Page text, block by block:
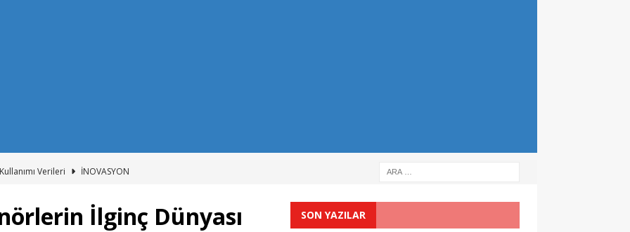
Verileri
İNOVASYON
Okuma Alışkanlıklarını Değiştiriyor
İNOVASYON
İlginç Dünyası SON YAZILAR